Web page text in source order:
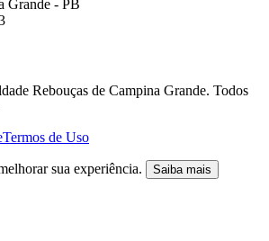
Grande - PB
Rebouças de Campina Grande. Todos
Termos de Uso
sua experiência. Saiba mais